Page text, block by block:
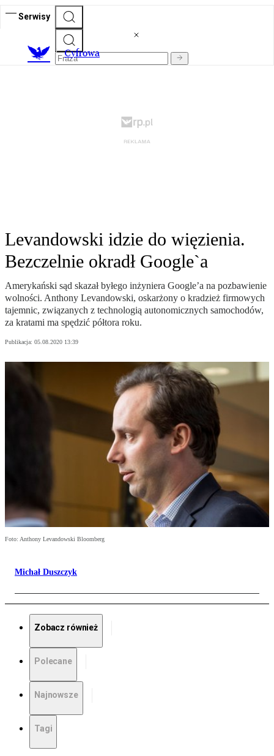
Serwisy
Cyfrowa
Levandowski idzie do więzienia.
Bezczelnie okradł Google`a
Amerykański sąd skazał byłego inżyniera Google’a na pozbawienie
wolności. Anthony Levandowski, oskarżony o kradzież firmowych
tajemnic, związanych z technologią autonomicznych samochodów,
za kratami ma spędzić półtora roku.
Publikacja: 05.08.2020 13:39
Foto: Anthony Levandowski Bloomberg
Michał Duszczyk
Zobacz również
Polecane
Najnowsze
Tagi